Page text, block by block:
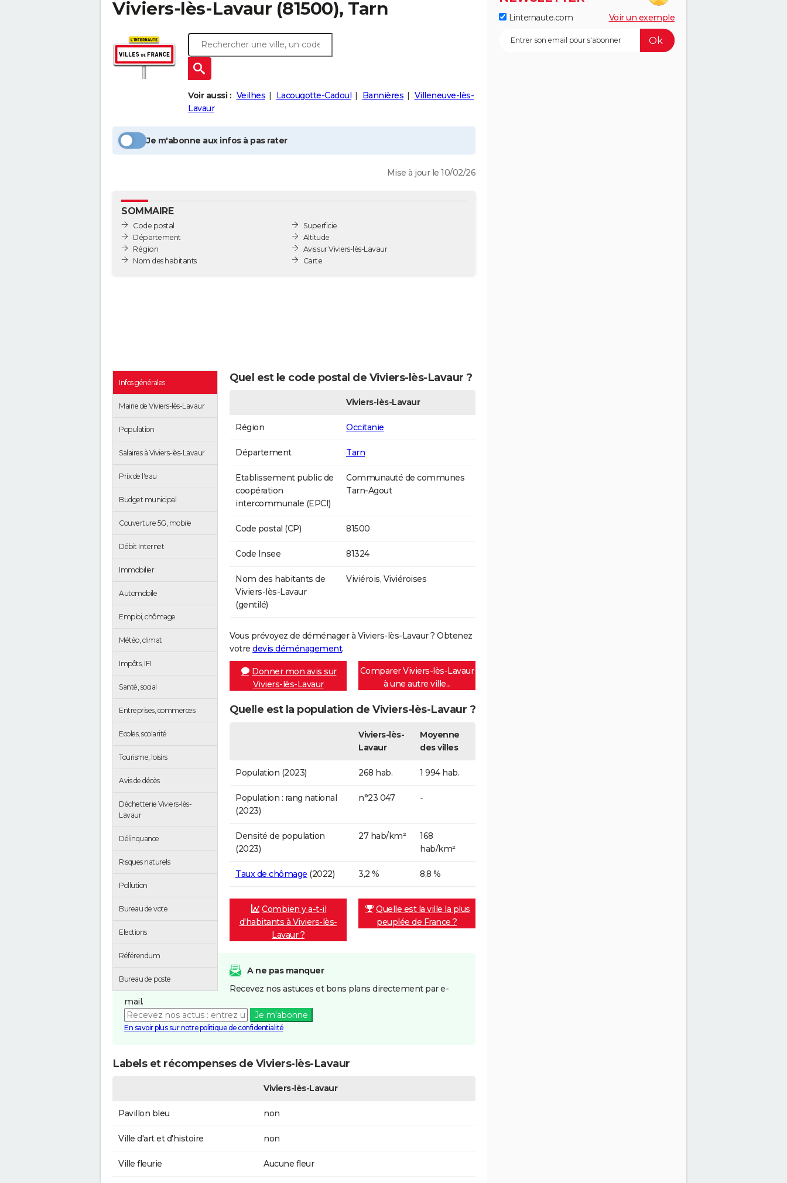
Viviers-lès-Lavaur (81500), Tarn
Voir aussi : Veilhes Lacougotte-Cadoul Bannières
Villeneuve-lès-
Lavaur
Je m'abonne aux infos à pas rater
Mise à jour le 10/02/26
SOMMAIRE
Code postal
Département
Région
Nom des habitants
Superficie
Altitude
Avis sur Viviers-lès-Lavaur
Carte
Infos générales
Mairie de Viviers-lès-Lavaur
Population
Salaires à Viviers-lès-Lavaur
Prix de l'eau
Budget municipal
Couverture 5G, mobile
Débit Internet
Immobilier
Automobile
Emploi, chômage
Météo, climat
Impôts, IFI
Santé, social
Entreprises, commerces
Ecoles, scolarité
Tourisme, loisirs
Avis de décès
Déchetterie Viviers-lès-
Lavaur
Délinquance
Risques naturels
Pollution
Bureau de vote
Elections
Référendum
Bureau de poste
Quel est le code postal de Viviers-lès-Lavaur ?
Viviers-lès-Lavaur
Région Occitanie
Département Tarn
Etablissement public de
coopération
intercommunale (EPCI)
Communauté de communes
Tarn-Agout
Code postal (CP) 81500
Code Insee 81324
Nom des habitants de
Viviers-lès-Lavaur
(gentilé)
Viviérois, Viviéroises
Vous prévoyez de déménager à Viviers-lès-Lavaur ? Obtenez
votre devis déménagement.
Donner mon avis sur
Viviers-lès-Lavaur
Comparer Viviers-lès-Lavaur
à une autre ville...
Quelle est la population de Viviers-lès-Lavaur ?
Viviers-lès-
Lavaur
Moyenne
des villes
Population (2023) 268 hab. 1 994 hab.
Population : rang national
(2023)
n°23 047 -
Densité de population
(2023)
27 hab/km²
168
hab/km²
Taux de chômage (2022) 3,2 % 8,8 %
Combien y a-t-il
d'habitants à Viviers-lès-
Lavaur ?
Quelle est la ville la plus
peuplée de France ?
A ne pas manquer
Recevez nos astuces et bons plans directement par e-
mail.
Je m'abonne
En savoir plus sur notre politique de confidentialité
Labels et récompenses de Viviers-lès-Lavaur
Viviers-lès-Lavaur
Pavillon bleu non
Ville d'art et d'histoire non
Ville fleurie Aucune fleur
Linternaute.com Voir un exemple